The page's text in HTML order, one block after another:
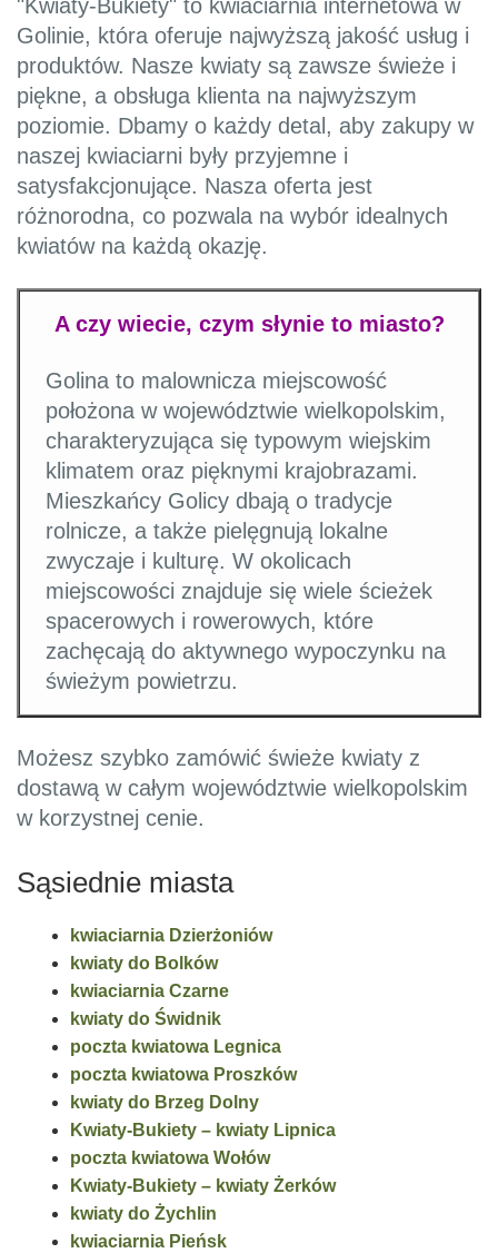
"Kwiaty-Bukiety" to kwiaciarnia internetowa w
Golinie, która oferuje najwyższą jakość usług i
produktów. Nasze kwiaty są zawsze świeże i
piękne, a obsługa klienta na najwyższym
poziomie. Dbamy o każdy detal, aby zakupy w
naszej kwiaciarni były przyjemne i
satysfakcjonujące. Nasza oferta jest
różnorodna, co pozwala na wybór idealnych
kwiatów na każdą okazję.
A czy wiecie, czym słynie to miasto?
Golina to malownicza miejscowość
położona w województwie wielkopolskim,
charakteryzująca się typowym wiejskim
klimatem oraz pięknymi krajobrazami.
Mieszkańcy Golicy dbają o tradycje
rolnicze, a także pielęgnują lokalne
zwyczaje i kulturę. W okolicach
miejscowości znajduje się wiele ścieżek
spacerowych i rowerowych, które
zachęcają do aktywnego wypoczynku na
świeżym powietrzu.
Możesz szybko zamówić świeże kwiaty z
dostawą w całym województwie wielkopolskim
w korzystnej cenie.
Sąsiednie miasta
kwiaciarnia Dzierżoniów
kwiaty do Bolków
kwiaciarnia Czarne
kwiaty do Świdnik
poczta kwiatowa Legnica
poczta kwiatowa Proszków
kwiaty do Brzeg Dolny
Kwiaty-Bukiety – kwiaty Lipnica
poczta kwiatowa Wołów
Kwiaty-Bukiety – kwiaty Żerków
kwiaty do Żychlin
kwiaciarnia Pieńsk